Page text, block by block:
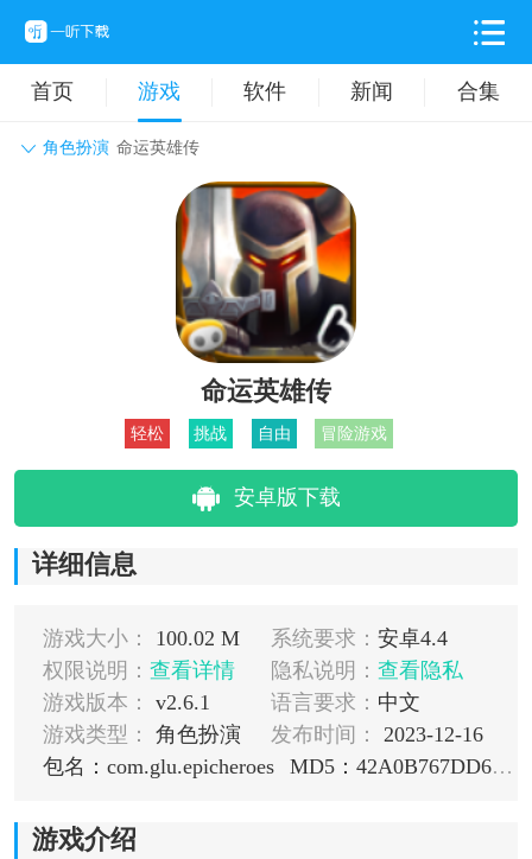
首页 游戏 软件 新闻 合集
角色扮演 命运英雄传
动作格斗 休闲益智
卡牌对战 音乐舞蹈
挂机养成
命运英雄传
轻松 挑战 自由 冒险游戏
安卓版下载
详细信息
游戏大小： 100.02 M 系统要求： 安卓4.4
权限说明： 查看详情 隐私说明： 查看隐私
游戏版本：
v2.6.1 语言要求： 中文
游戏类型：
角色扮演 发布时间：
2023-12-16
包名：com.glu.epicheroes
MD5：42A0B767DD6FEA9E81B9C4920B959521
游戏介绍